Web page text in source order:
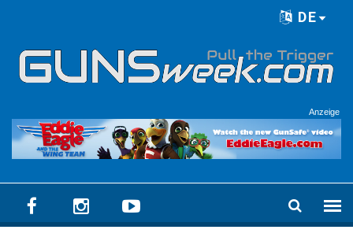
DE
Anzeige